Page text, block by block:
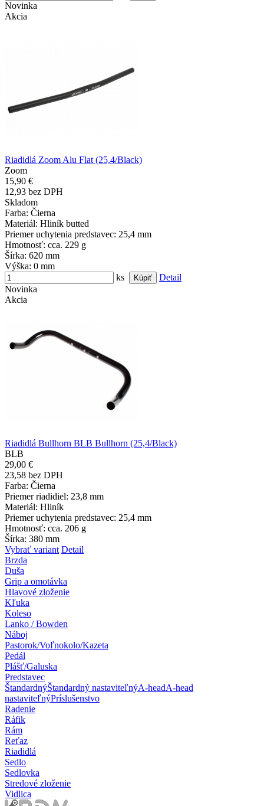
Novinka
Akcia
Riadidlá Zoom Alu Flat (25,4/Black)
Zoom
15,90 €
12,93 bez DPH
Skladom
Farba: Čierna
Materiál: Hliník butted
Priemer uchytenia predstavec: 25,4 mm
Hmotnosť: cca. 229 g
Šírka: 620 mm
Výška: 0 mm
ks
Detail
Novinka
Akcia
Riadidlá Bullhorn BLB Bullhorn (25,4/Black)
BLB
29,00 €
23,58 bez DPH
Farba: Čierna
Priemer riadidiel: 23,8 mm
Materiál: Hliník
Priemer uchytenia predstavec: 25,4 mm
Hmotnosť: cca. 206 g
Šírka: 380 mm
Vybrať variant Detail
Brzda
Duša
Grip a omotávka
Hlavové zloženie
Kľuka
Koleso
Lanko / Bowden
Náboj
Pastorok/Voľnokolo/Kazeta
Pedál
Plášť/Galuska
Predstavec
ŠtandardnýŠtandardný nastaviteľnýA-headA-head
nastaviteľnýPríslušenstvo
Radenie
Ráfik
Rám
Reťaz
Riadidlá
Sedlo
Sedlovka
Stredové zloženie
Vidlica